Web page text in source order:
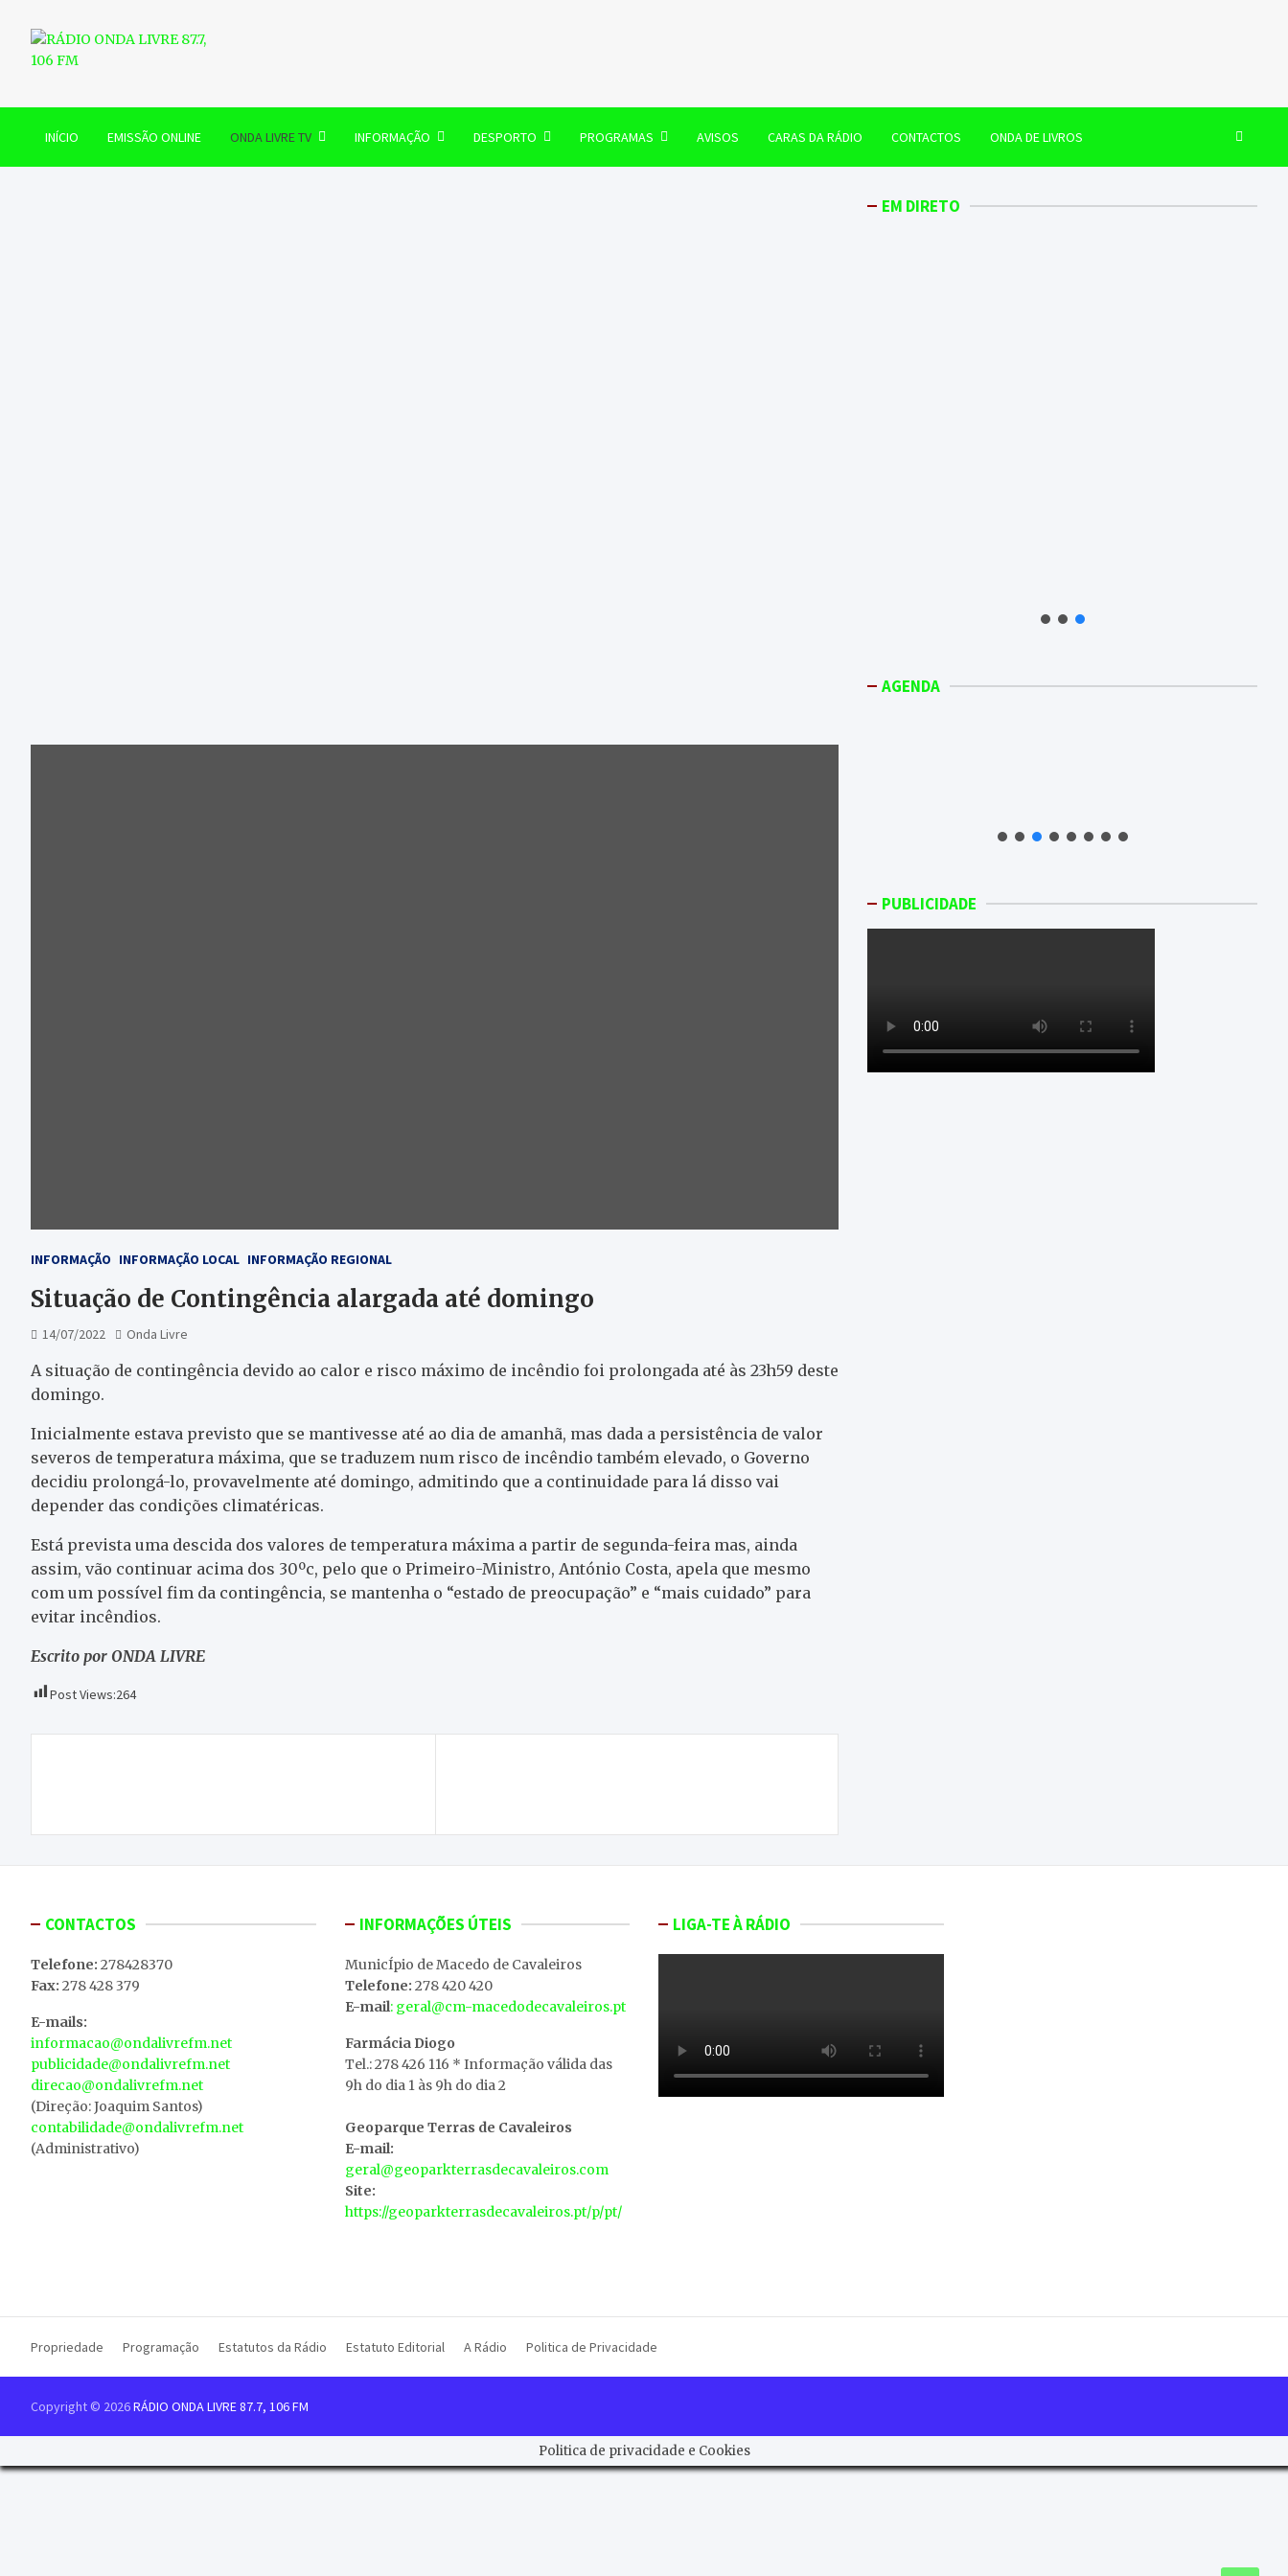
content
RÁDIO ONDA LIVRE 87.7, 106 FM
INÍCIO EMISSÃO ONLINE ONDA LIVRE TV INFORMAÇÃO DESPORTO PROGRAMAS AVISOS CARAS DA RÁDIO CONTACTOS ONDA DE LIVROS
INFORMAÇÃO INFORMAÇÃO LOCAL INFORMAÇÃO REGIONAL
Situação de Contingência alargada até domingo
14/07/2022 Onda Livre
A situação de contingência devido ao calor e risco máximo de incêndio foi prolongada até às 23h59 deste
domingo.
Inicialmente estava previsto que se mantivesse até ao dia de amanhã, mas dada a persistência de valor
severos de temperatura máxima, que se traduzem num risco de incêndio também elevado, o Governo
decidiu prolongá-lo, provavelmente até domingo, admitindo que a continuidade para lá disso vai
depender das condições climatéricas.
Está prevista uma descida dos valores de temperatura máxima a partir de segunda-feira mas, ainda
assim, vão continuar acima dos 30ºc, pelo que o Primeiro-Ministro, António Costa, apela que mesmo
com um possível fim da contingência, se mantenha o “estado de preocupação” e “mais cuidado” para
evitar incêndios.
Escrito por ONDA LIVRE
Post Views:264
artigos
EM DIRETO
AGENDA
PUBLICIDADE
CONTACTOS
Telefone: 278428370
Fax: 278 428 379
E-mails:
informacao@ondalivrefm.net
publicidade@ondalivrefm.net
direcao@ondalivrefm.net
(Direção: Joaquim Santos)
contabilidade@ondalivrefm.net
(Administrativo)
INFORMAÇÕES ÚTEIS
MunicÍpio de Macedo de Cavaleiros
Telefone: 278 420 420
E-mail: geral@cm-macedodecavaleiros.pt
Farmácia Diogo
Tel.: 278 426 116 * Informação válida das
9h do dia 1 às 9h do dia 2
Geoparque Terras de Cavaleiros
E-mail:
geral@geoparkterrasdecavaleiros.com
Site:
https://geoparkterrasdecavaleiros.pt/p/pt/
LIGA-TE À RÁDIO
Propriedade Programação Estatutos da Rádio Estatuto Editorial A Rádio Politica de Privacidade
Copyright © 2026RÁDIO ONDA LIVRE 87.7, 106 FM
Politica de privacidade e Cookies